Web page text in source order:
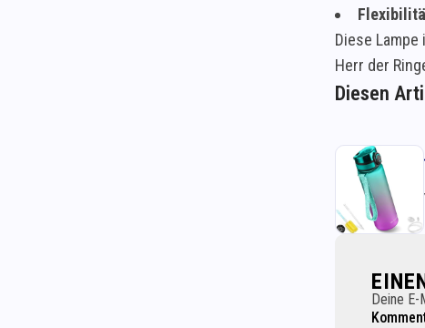
Diese
Herr der
Diesen
Deine